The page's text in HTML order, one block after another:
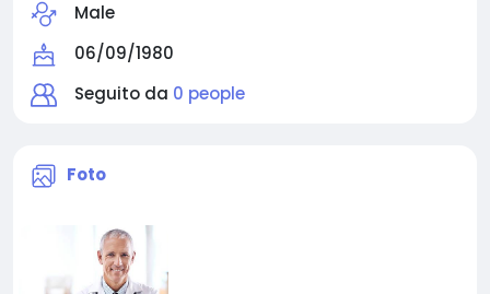
Male
06/09/1980
Seguito da 0 people
Foto